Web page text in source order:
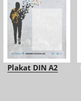
Plakat DIN A2